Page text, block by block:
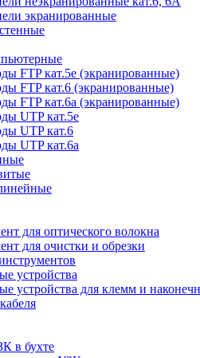
экранированные
FTP кат.5е (экранированные)
FTP кат.6 (экранированные)
FTP кат.6а (экранированные)
UTP кат.5е
UTP кат.6
UTP кат.6а
для оптического волокна
для очистки и обрезки
устройства
устройства для клемм и
в бухте